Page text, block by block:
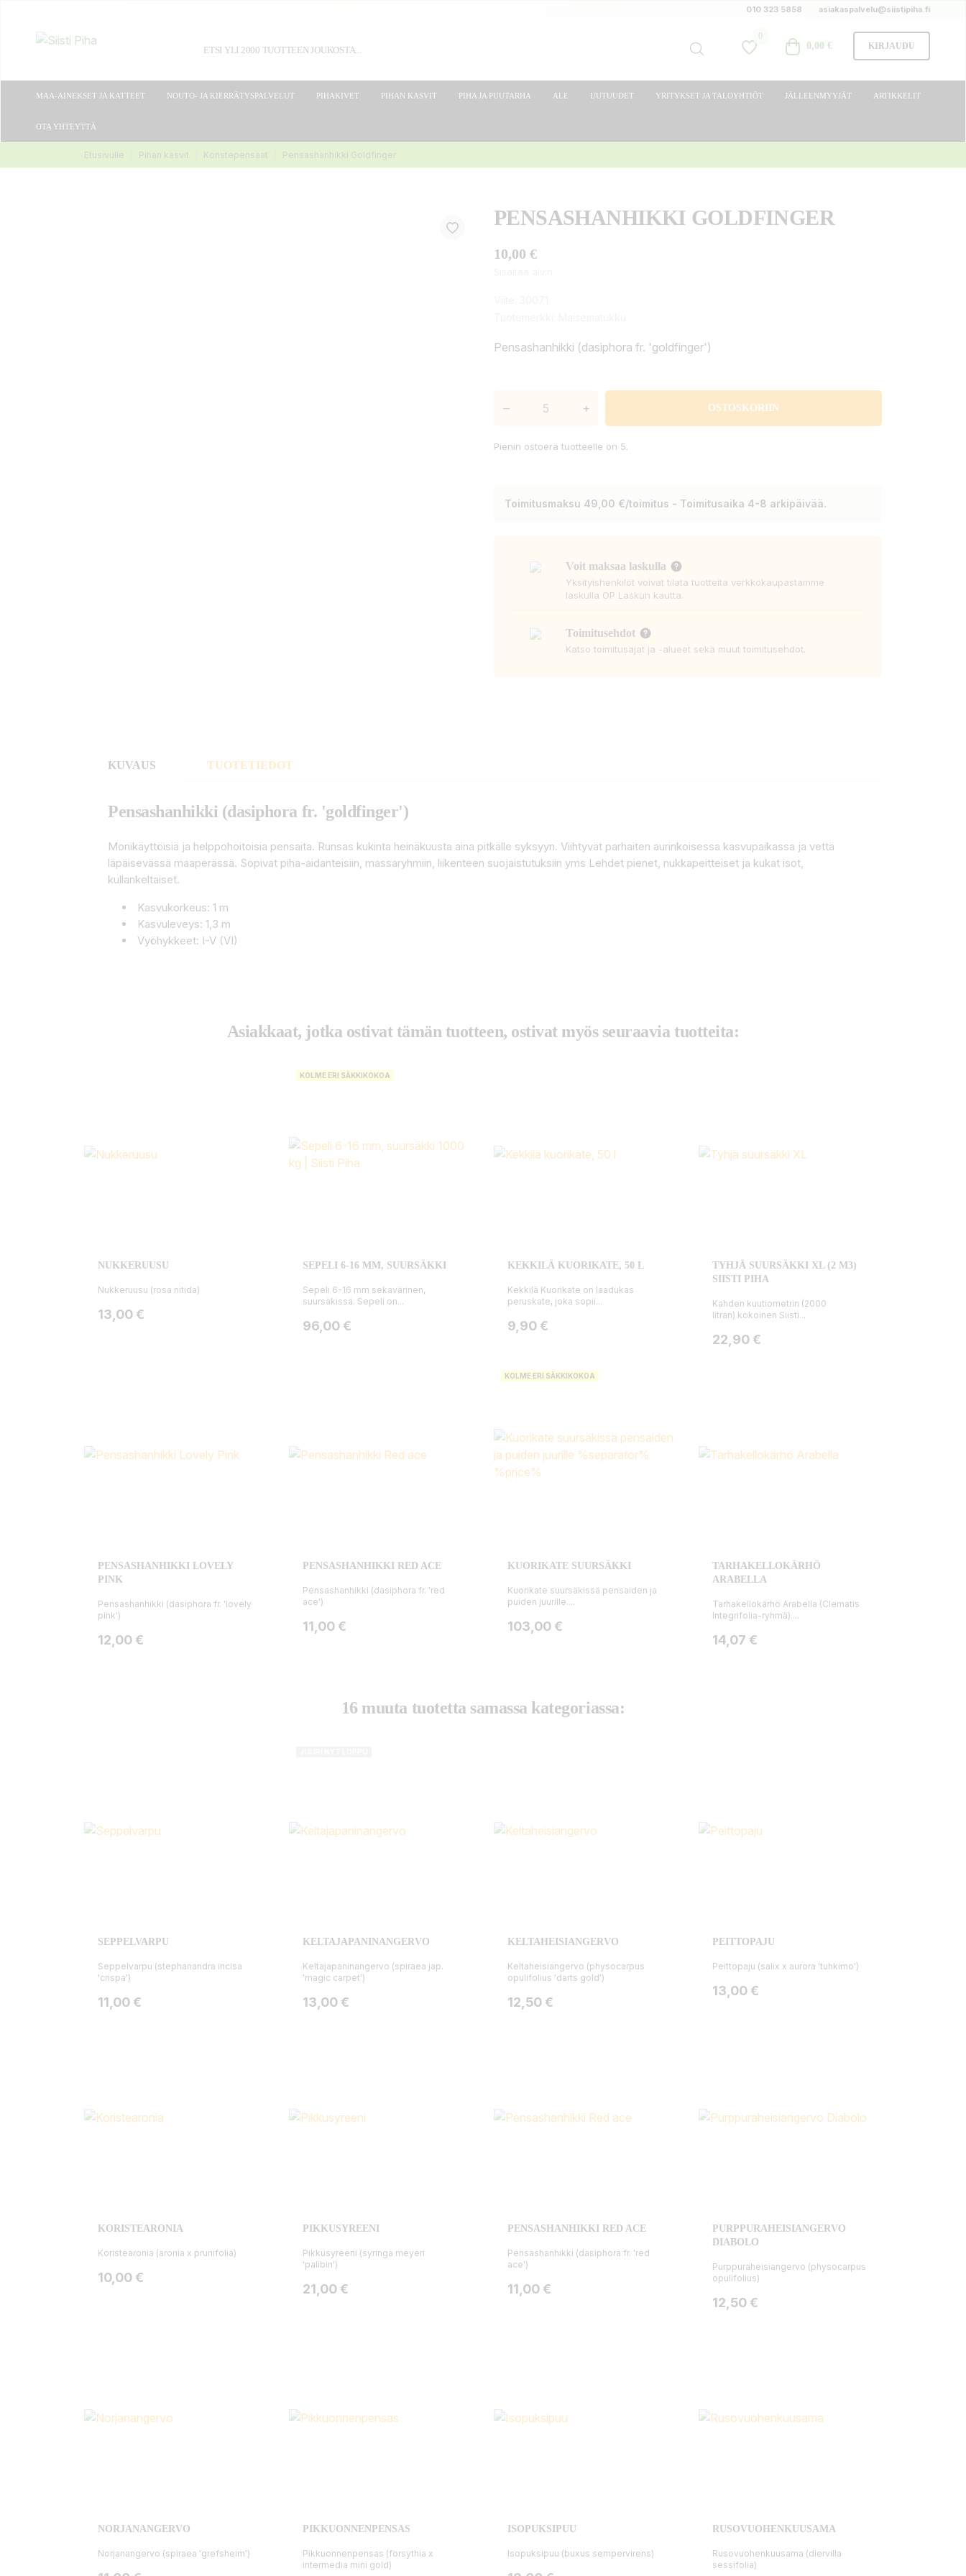
010 323 5858 asiakaspalvelu@siistipiha.fi
0
0,00 € KIRJAUDU
MAA-AINEKSET JA KATTEET NOUTO- JA KIERRÄTYSPALVELUT PIHAKIVET PIHAN KASVIT PIHA JA PUUTARHA ALE UUTUUDET YRITYKSET JA TALOYHTIÖT JÄLLEENMYYJÄT ARTIKKELIT
OTA YHTEYTTÄ
Etusivulle Pihan kasvit Koristepensaat Pensashanhikki Goldfinger
PENSASHANHIKKI GOLDFINGER
10,00 €
Pensashanhikki (dasiphora fr. 'goldfinger')
– + OSTOSKORIIN
Pienin ostoerä tuotteelle on 5.
Toimitusmaksu 49,00 €/toimitus - Toimitusaika 4-8 arkipäivää.
Voit maksaa laskulla
Yksityishenkilöt voivat tilata tuotteita verkkokaupastamme
laskulla OP Laskun kautta.
Toimitusehdot
Katso toimitusajat ja -alueet sekä muut toimitusehdot.
KUVAUS TUOTETIEDOT
Pensashanhikki (dasiphora fr. 'goldfinger')
Monikäyttöisiä ja helppohoitoisia pensaita. Runsas kukinta heinäkuusta aina pitkälle syksyyn. Viihtyvät parhaiten aurinkoisessa kasvupaikassa ja vettä
läpäisevässä maaperässä. Sopivat piha-aidanteisiin, massaryhmiin, liikenteen suojaistutuksiin yms Lehdet pienet, nukkapeitteiset ja kukat isot,
kullankeltaiset.
Kasvukorkeus: 1 m
Kasvuleveys: 1,3 m
Vyöhykkeet: I-V (VI)
Asiakkaat, jotka ostivat tämän tuotteen, ostivat myös seuraavia tuotteita:
NUKKERUUSU
Nukkeruusu (rosa nitida)
Hinta
13,00 €
KOLME ERI SÄKKIKOKOA
SEPELI 6-16 MM, SUURSÄKKI
Sepeli 6-16 mm sekavärinen,
suursäkissä. Sepeli on...
Hinta
96,00 €
KEKKILÄ KUORIKATE, 50 L
Kekkilä Kuorikate on laadukas
peruskate, joka sopii...
Hinta
9,90 €
TYHJÄ SUURSÄKKI XL (2 M3)
SIISTI PIHA
Kahden kuutiometrin (2000
litran) kokoinen Siisti...
Hinta
22,90 €
PENSASHANHIKKI LOVELY
PINK
Pensashanhikki (dasiphora fr. 'lovely
pink')
Hinta
12,00 €
PENSASHANHIKKI RED ACE
Pensashanhikki (dasiphora fr. 'red
ace')
Hinta
11,00 €
KOLME ERI SÄKKIKOKOA
KUORIKATE SUURSÄKKI
Kuorikate suursäkissä pensaiden ja
puiden juurille....
Hinta
103,00 €
TARHAKELLOKÄRHÖ
ARABELLA
Tarhakellokärhö Arabella (Clematis
Integrifolia-ryhmä)....
Hinta
14,07 €
16 muuta tuotetta samassa kategoriassa:
SEPPELVARPU
Seppelvarpu (stephanandra incisa
'crispa')
Hinta
11,00 €
KELTAJAPANINANGERVO
Keltajapaninangervo (spiraea jap.
'magic carpet')
Hinta
13,00 €
KELTAHEISIANGERVO
Keltaheisiangervo (physocarpus
opulifolius 'darts gold')
Hinta
12,50 €
PEITTOPAJU
Peittopaju (salix x aurora 'tuhkimo')
Hinta
13,00 €
KORISTEARONIA
Koristearonia (aronia x prunifolia)
Hinta
10,00 €
PIKKUSYREENI
Pikkusyreeni (syringa meyeri
'palibin')
Hinta
21,00 €
PENSASHANHIKKI RED ACE
Pensashanhikki (dasiphora fr. 'red
ace')
Hinta
11,00 €
PURPPURAHEISIANGERVO
DIABOLO
Purppuraheisiangervo (physocarpus
opulifolius)
Hinta
12,50 €
NORJANANGERVO
Norjanangervo (spiraea 'grefsheim')
PIKKUONNENPENSAS
Pikkuonnenpensas (forsythia x
intermedia mini gold)
ISOPUKSIPUU
Isopuksipuu (buxus sempervirens)
RUSOVUOHENKUUSAMA
Rusovuohenkuusama (diervilla
sessifolia)